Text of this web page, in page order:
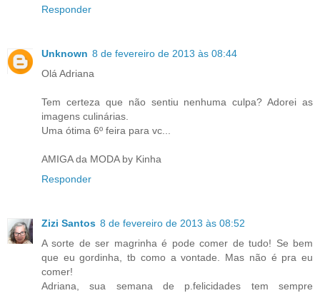
Responder
Unknown 8 de fevereiro de 2013 às 08:44
Olá Adriana
Tem certeza que não sentiu nenhuma culpa? Adorei as
imagens culinárias.
Uma ótima 6º feira para vc...
AMIGA da MODA by Kinha
Responder
Zizi Santos 8 de fevereiro de 2013 às 08:52
A sorte de ser magrinha é pode comer de tudo! Se bem
que eu gordinha, tb como a vontade. Mas não é pra eu
comer!
Adriana, sua semana de p.felicidades tem sempre